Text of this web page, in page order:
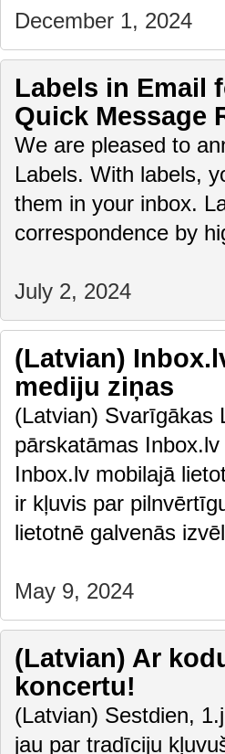
December 1, 2024
Labels in Email
Quick Message
We are pleased to
Labels. With labels,
them in your inbox.
correspondence by
July 2, 2024
(Latvian)
mediju ziņas
(Latvian) Svarīgākas
pārskatāmas
Inbox.lv mobilajā
ir kļuvis par
lietotnē galvenās
May 9, 2024
(Latvian) Ar
koncertu!
(Latvian) Sestdien,
jau par tradīciju